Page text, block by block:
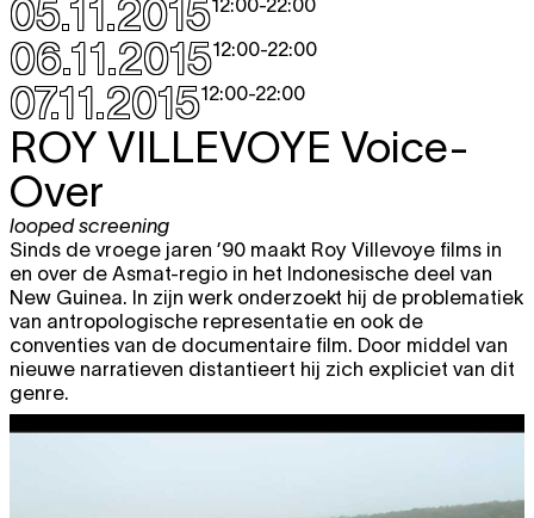
05.11.201512:00-22:00
06.11.201512:00-22:00
07.11.201512:00-22:00
ROY VILLEVOYE Voice-
Over
looped screening
Sinds de vroege jaren ’90 maakt Roy Villevoye films in
en over de Asmat-regio in het Indonesische deel van
New Guinea. In zijn werk onderzoekt hij de problematiek
van antropologische representatie en ook de
conventies van de documentaire film. Door middel van
nieuwe narratieven distantieert hij zich expliciet van dit
genre.